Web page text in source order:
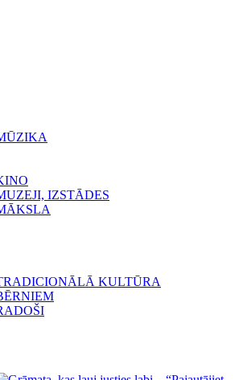
IZSTĀDES
KULTŪRA